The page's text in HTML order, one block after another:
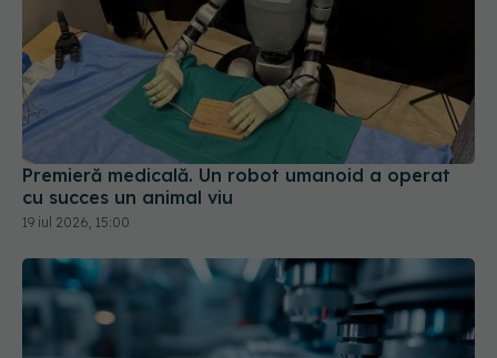
Premieră medicală. Un robot umanoid a operat
cu succes un animal viu
19 iul 2026, 15:00